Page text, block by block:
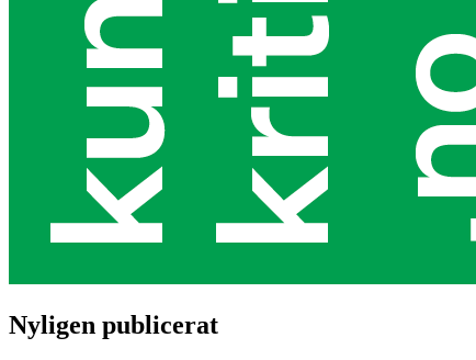
Nyligen publicerat